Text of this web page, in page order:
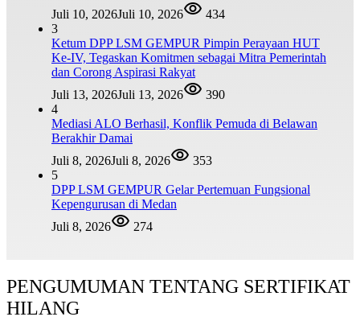
Juli 10, 2026Juli 10, 2026
434
3
Ketum DPP LSM GEMPUR Pimpin Perayaan HUT
Ke-IV, Tegaskan Komitmen sebagai Mitra Pemerintah
dan Corong Aspirasi Rakyat
Juli 13, 2026Juli 13, 2026
390
4
Mediasi ALO Berhasil, Konflik Pemuda di Belawan
Berakhir Damai
Juli 8, 2026Juli 8, 2026
353
5
DPP LSM GEMPUR Gelar Pertemuan Fungsional
Kepengurusan di Medan
Juli 8, 2026
274
PENGUMUMAN TENTANG SERTIFIKAT
HILANG